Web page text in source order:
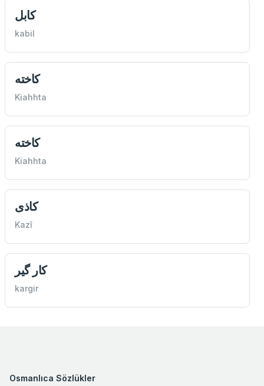
كابل
kabil
كاخته
Kiahhta
كاخته
Kiahhta
كاذی
Kazî
كار گیر
kargir
Osmanlıca Sözlükler